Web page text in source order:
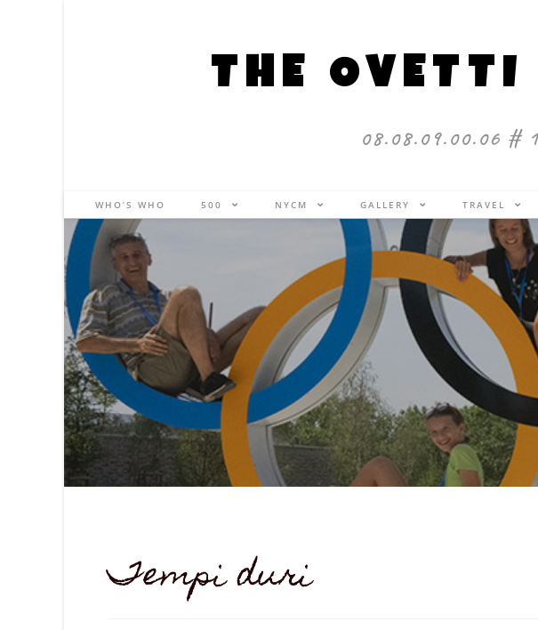
THE OVETTI
08.08.09.00.06 #
WHO’S WHO 500 NYCM GALLERY TRAVEL
Tempi duri